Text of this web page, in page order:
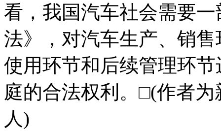
看，我国汽车社会需要
法》，对汽车生产、销
使用环节和后续管理环
庭的合法权利。□(作者
人)